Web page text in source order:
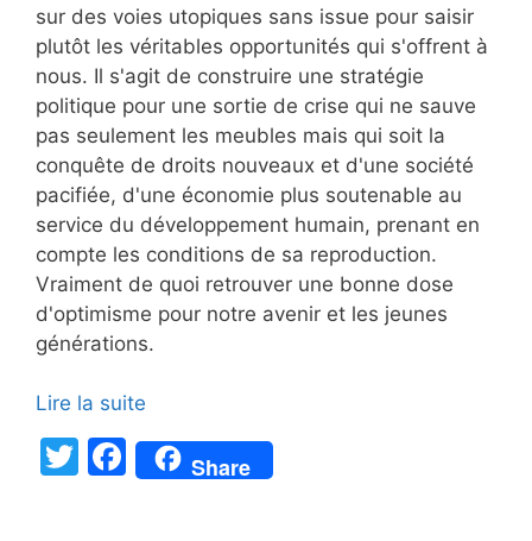
sur des voies utopiques sans issue pour saisir
plutôt les véritables opportunités qui s'offrent à
nous. Il s'agit de construire une stratégie
politique pour une sortie de crise qui ne sauve
pas seulement les meubles mais qui soit la
conquête de droits nouveaux et d'une société
pacifiée, d'une économie plus soutenable au
service du développement humain, prenant en
compte les conditions de sa reproduction.
Vraiment de quoi retrouver une bonne dose
d'optimisme pour notre avenir et les jeunes
générations.
Lire la suite
T
F
a
Share